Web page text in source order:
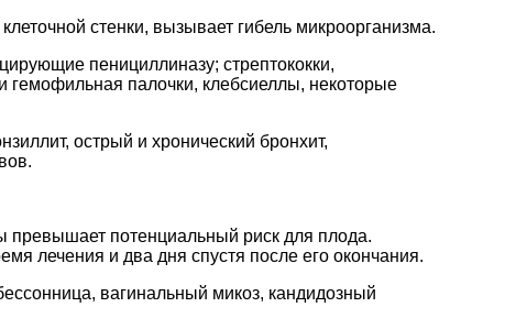
стенки, вызывает гибель микроорганизма.
пенициллиназу; стрептококки,
гемофильная палочки, клебсиеллы, некоторые
острый и хронический бронхит,
потенциальный риск для плода.
лечения и два дня спустя после его окончания.
вагинальный микоз, кандидозный